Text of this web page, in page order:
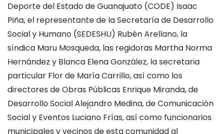
Deporte del Estado de Guanajuato (CODE) Isaac
Piña, el representante de la Secretaría de Desarrollo
Social y Humano (SEDESHU) Rubén Arellano, la
síndica Maru Mosqueda, las regidoras Martha Norma
Hernández y Blanca Elena González, la secretaria
particular Flor de María Carrillo,así como los
directores de Obras Públicas Enrique Miranda, de
Desarrollo Social Alejandro Medina, de Comunicación
Social y Eventos Luciano Frías, así como funcionarios
municipales y vecinos de esta comunidad al